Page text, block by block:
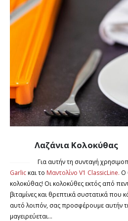
Λαζάνια Κολοκύθας
Για αυτήν τη συνταγή
Garlicκαι το Μαντολίνο V1 ClassicLine. Ο
κολοκύθας! Οι κολοκύθες εκτός από
βιταμίνες και θρεπτικά συστατικά που
αυτό λοιπόν, σας προσφέρουμε αυτήν
μαγειρεύεται...